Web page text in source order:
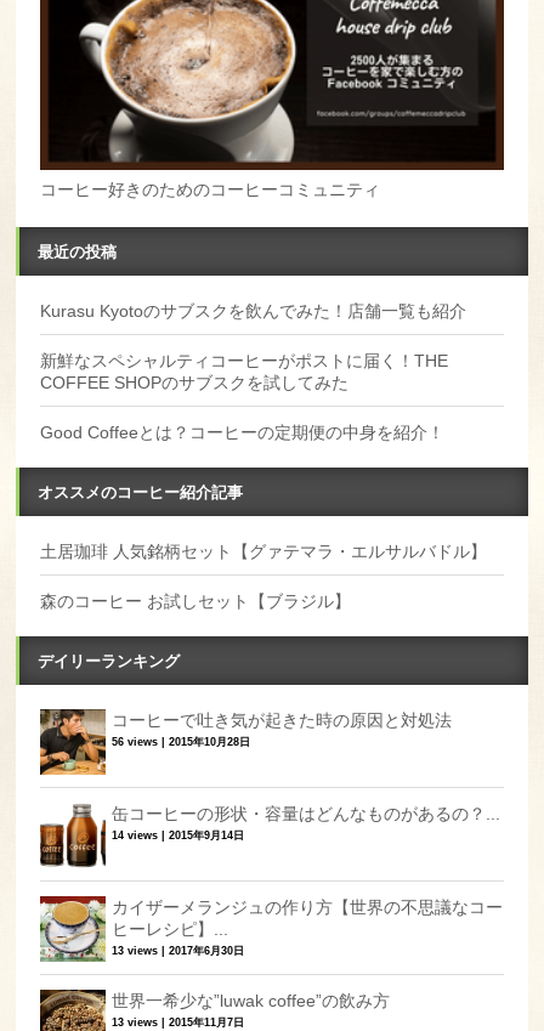
コーヒー好きのためのコーヒーコミュニティ
最近の投稿
Kurasu Kyotoのサブスクを飲んでみた！店舗一覧も紹介
新鮮なスペシャルティコーヒーがポストに届く！THE
COFFEE SHOPのサブスクを試してみた
Good Coffeeとは？コーヒーの定期便の中身を紹介！
オススメのコーヒー紹介記事
土居珈琲 人気銘柄セット【グァテマラ・エルサルバドル】
森のコーヒー お試しセット【ブラジル】
デイリーランキング
コーヒーで吐き気が起きた時の原因と対処法
56 views |2015年10月28日
缶コーヒーの形状・容量はどんなものがあるの？...
14 views |2015年9月14日
カイザーメランジュの作り方【世界の不思議なコー
ヒーレシピ】...
13 views |2017年6月30日
世界一希少な”luwak coffee”の飲み方
13 views |2015年11月7日